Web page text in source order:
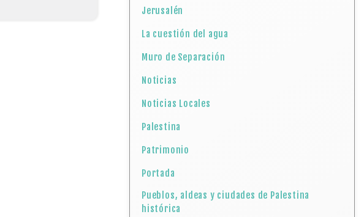
Jerusalén
La cuestión del agua
Muro de Separación
Noticias
Noticias Locales
Palestina
Patrimonio
Portada
Pueblos, aldeas y ciudades de Palestina
histórica